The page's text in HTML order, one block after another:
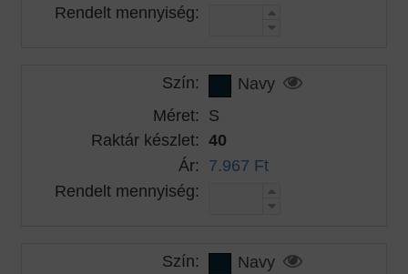
Rendelt mennyiség:
Szín:
Navy
Méret: S
Raktár készlet: 40
Ár: 7.967 Ft
Rendelt mennyiség:
Szín:
Navy